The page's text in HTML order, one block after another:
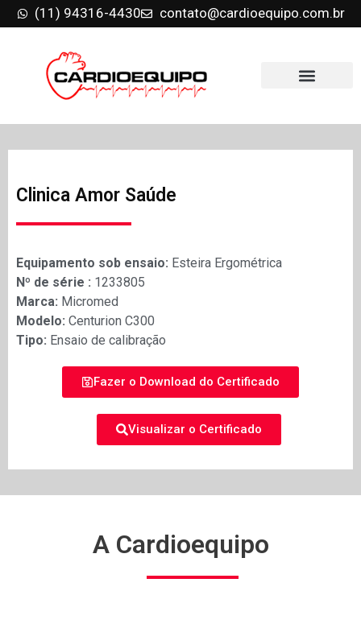
(11) 94316-4430 contato@cardioequipo.com.br
Clinica Amor Saúde
Equipamento sob ensaio: Esteira Ergométrica
Nº de série : 1233805
Marca: Micromed
Modelo: Centurion C300
Tipo: Ensaio de calibração
Fazer o Download do Certificado
Visualizar o Certificado
A Cardioequipo